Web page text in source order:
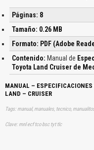
Páginas: 8
Tamaño: 0.26 MB
Formato: PDF (Adobe
Contenido: Manual de
Toyota Land Cruiser de
MANUAL –
LAND – CRUISER
Clave: mnl ecf tco bsc tyt tlc